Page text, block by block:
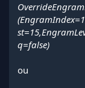
q=false)
ou